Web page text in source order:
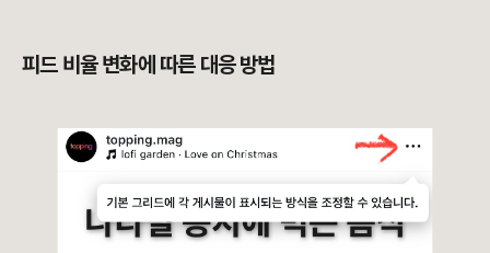
피드 비율 변화에 따른 대응 방법